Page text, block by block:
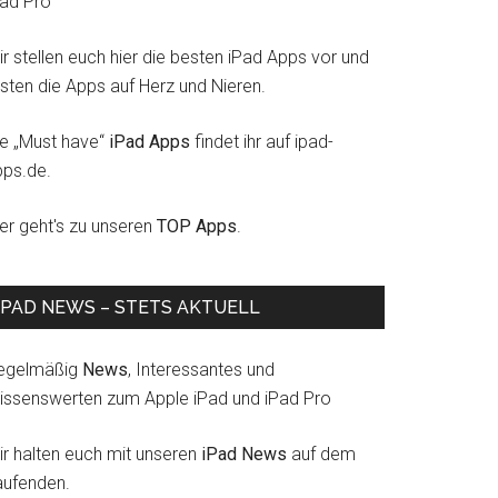
stellen euch hier die besten iPad Apps vor und
die Apps auf Herz und Nieren.
„Must have“ iPad Apps findet ihr auf ipad-
geht's zu unseren TOP Apps.
NEWS – STETS AKTUELL
News, Interessantes und
zum Apple iPad und iPad Pro
halten euch mit unseren iPad News auf dem